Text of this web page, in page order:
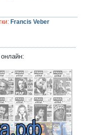
Francis Veber